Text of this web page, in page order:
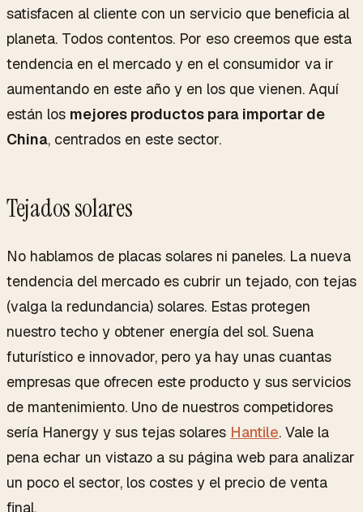
satisfacen al cliente con un servicio que beneficia al
planeta. Todos contentos. Por eso creemos que esta
tendencia en el mercado y en el consumidor va ir
aumentando en este año y en los que vienen. Aquí
están los mejores productos para importar de
China, centrados en este sector.
Tejados solares
No hablamos de placas solares ni paneles. La nueva
tendencia del mercado es cubrir un tejado, con tejas
(valga la redundancia) solares. Estas protegen
nuestro techo y obtener energía del sol. Suena
futurístico e innovador, pero ya hay unas cuantas
empresas que ofrecen este producto y sus servicios
de mantenimiento. Uno de nuestros competidores
sería Hanergy y sus tejas solares Hantile. Vale la
pena echar un vistazo a su página web para analizar
un poco el sector, los costes y el precio de venta
final.